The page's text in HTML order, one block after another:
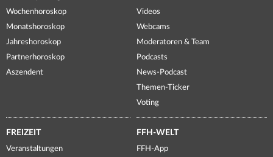
Wochenhoroskop
Monatshoroskop
Jahreshoroskop
Partnerhoroskop
Aszendent
Videos
Webcams
Moderatoren & Team
Podcasts
News-Podcast
Themen-Ticker
Voting
FREIZEIT
Veranstaltungen
FFH-WELT
FFH-App